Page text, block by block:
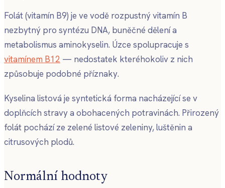
Folát (vitamín B9) je ve vodě rozpustný vitamín B
nezbytný pro syntézu DNA, buněčné dělení a
metabolismus aminokyselin. Úzce spolupracuje s
vitamínem B12 — nedostatek kteréhokoliv z nich
způsobuje podobné příznaky.
Kyselina listová je syntetická forma nacházející se v
doplňcích stravy a obohacených potravinách. Přirozený
folát pochází ze zelené listové zeleniny, luštěnin a
citrusových plodů.
Normální hodnoty